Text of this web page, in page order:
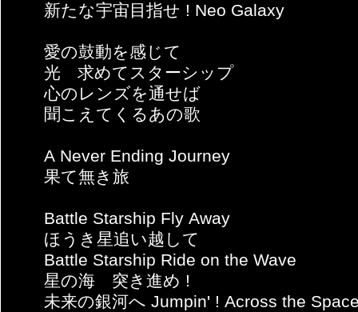
新たな宇宙目指せ ! Neo Galaxy
愛の鼓動を感じて
光 求めてスターシップ
心のレンズを通せば
聞こえてくるあの歌
A Never Ending Journey
果て無き旅
Battle Starship Fly Away
ほうき星追い越して
Battle Starship Ride on the Wave
星の海 突き進め !
未来の銀河へ Jumpin' ! Across the